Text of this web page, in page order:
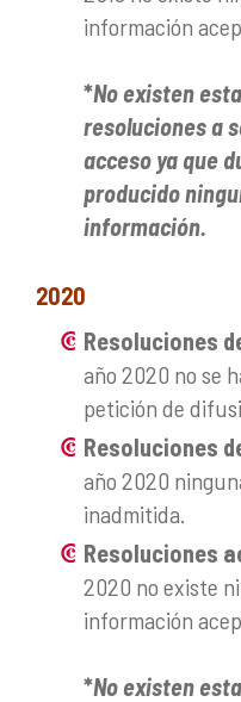
información
*No existen
resoluciones a
acceso ya que
producido
información.
2020
Resoluciones
año 2020 no se
petición de
Resoluciones
año 2020
inadmitida.
Resoluciones
2020 no existe
información
*No existen